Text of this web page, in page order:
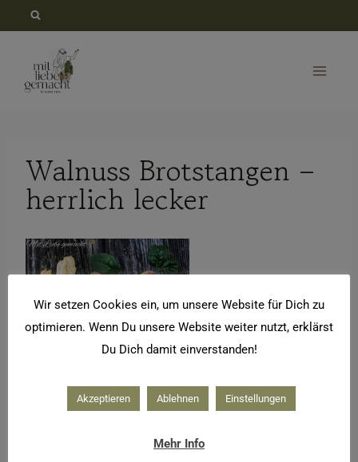
springen
Walnuss Brotstangen –
herrlich lecker
Wir setzen Cookies ein, um unsere Website für Dich zu
optimieren. Wenn Du unsere Website weiter nutzt, erklärst
Du Dich damit einverstanden!
Akzeptieren Ablehnen Einstellungen
Mehr Info